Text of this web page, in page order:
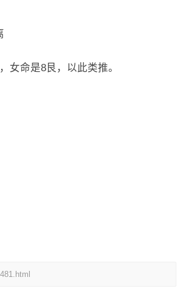
女命是8艮，以此类推。